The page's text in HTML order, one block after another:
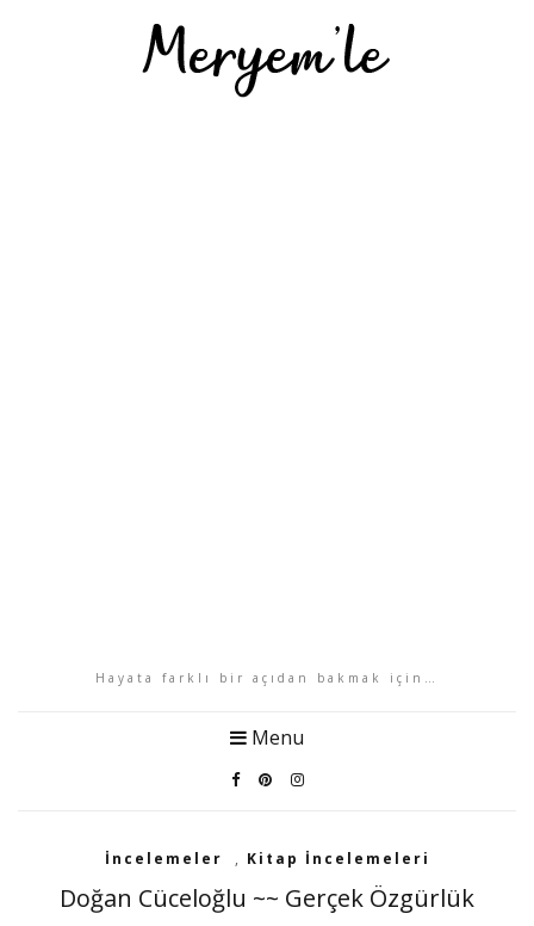
Hayata farklı bir açıdan bakmak için…
Menu
İncelemeler , Kitap İncelemeleri
Doğan Cüceloğlu ~~ Gerçek Özgürlük